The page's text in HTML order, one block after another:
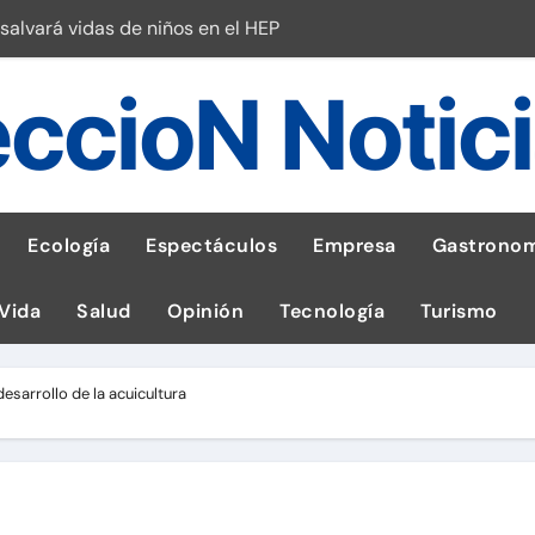
vidas de niños en el HEP
en Latam
con leña
de hígado
de celular según OSIPTEL
peruanos del IPD
Ecología Espectáculos Empresa
Salud Opinión Tecnología Turismo
de la acuicultura